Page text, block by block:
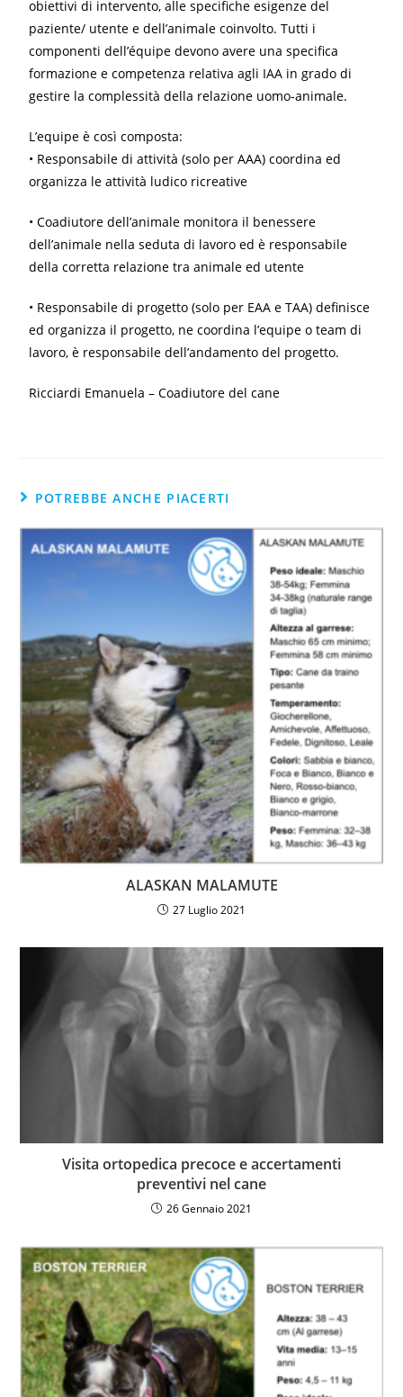
obiettivi di intervento, alle specifiche esigenze del
paziente/ utente e dell’animale coinvolto. Tutti i
componenti dell’équipe devono avere una specifica
formazione e competenza relativa agli IAA in grado di
gestire la complessità della relazione uomo-animale.
L’equipe è così composta:
• Responsabile di attività (solo per AAA) coordina ed
organizza le attività ludico ricreative
• Coadiutore dell’animale monitora il benessere
dell’animale nella seduta di lavoro ed è responsabile
della corretta relazione tra animale ed utente
• Responsabile di progetto (solo per EAA e TAA) definisce
ed organizza il progetto, ne coordina l’equipe o team di
lavoro, è responsabile dell’andamento del progetto.
Ricciardi Emanuela – Coadiutore del cane
POTREBBE ANCHE PIACERTI
ALASKAN MALAMUTE
27 Luglio 2021
Visita ortopedica precoce e accertamenti
preventivi nel cane
26 Gennaio 2021